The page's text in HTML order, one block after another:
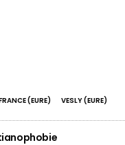
(EURE) VESLY (EURE)